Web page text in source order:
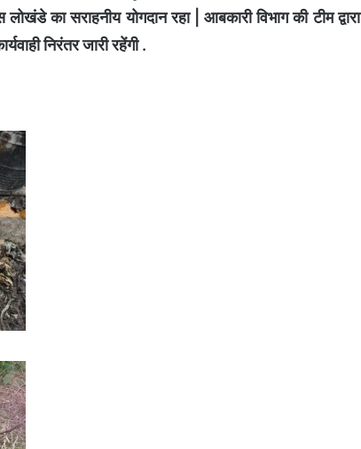
का सराहनीय योगदान रहा | आबकारी विभाग की टीम द्वारा
निरंतर जारी रहेंगी .